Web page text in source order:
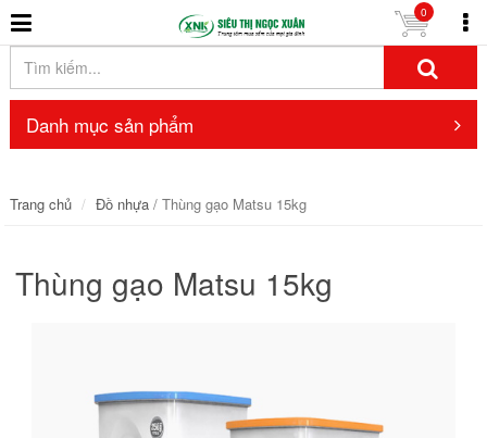
0
Danh mục sản phẩm
Trang chủ Đồ nhựa/ Thùng gạo Matsu 15kg
Thùng gạo Matsu 15kg